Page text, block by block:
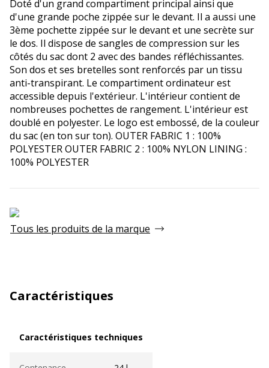
Doté d'un grand compartiment principal ainsi que
d'une grande poche zippée sur le devant. Il a aussi une
3ème pochette zippée sur le devant et une secrète sur
le dos. Il dispose de sangles de compression sur les
côtés du sac dont 2 avec des bandes réfléchissantes.
Son dos et ses bretelles sont renforcés par un tissu
anti-transpirant. Le compartiment ordinateur est
accessible depuis l'extérieur. L'intérieur contient de
nombreuses pochettes de rangement. L'intérieur est
doublé en polyester. Le logo est embossé, de la couleur
du sac (en ton sur ton). OUTER FABRIC 1 : 100%
POLYESTER OUTER FABRIC 2 : 100% NYLON LINING :
100% POLYESTER
Tous les produits de la marque
Caractéristiques
Caractéristiques techniques